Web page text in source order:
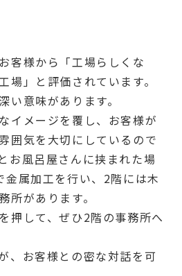
客様から「工場らしくな
場」と評価されています。
い意味があります。
イメージを覆し、お客様が
囲気を大切にしているので
お風呂屋さんに挟まれた場
属加工を行い、2階には木
所があります。
押して、ぜひ2階の事務所へ
、お客様との密な対話を可